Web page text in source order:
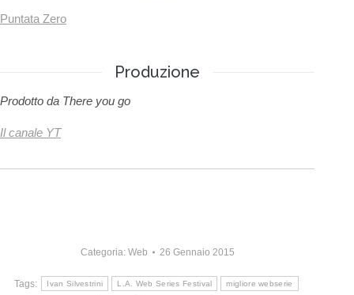
Puntata Zero
Produzione
Prodotto da There you go
Il canale YT
Categoria: Web 26 Gennaio 2015
Tags: Ivan Silvestrini L.A. Web Series Festival migliore webserie